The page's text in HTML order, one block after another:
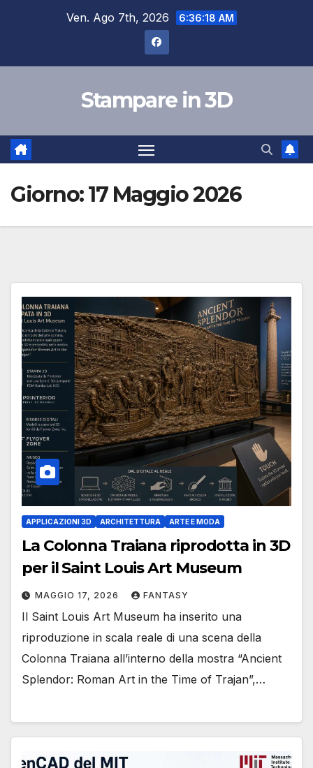
Ven. Ago 7th, 2026 6:36:19 AM
Stampare in 3D
Giorno:17 Maggio 2026
APPLICAZIONI 3D ARCHITETTURA ARTE E MODA
La Colonna Traiana riprodotta in 3D
per il Saint Louis Art Museum
MAGGIO 17, 2026 FANTASY
Il Saint Louis Art Museum ha inserito una
riproduzione in scala reale di una scena della
Colonna Traiana all’interno della mostra “Ancient
Splendor: Roman Art in the Time of Trajan”,…